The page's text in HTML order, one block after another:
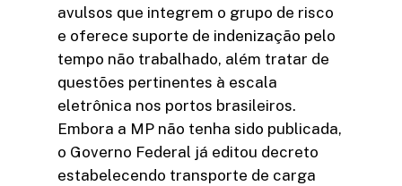
avulsos que integrem o grupo de risco
e oferece suporte de indenização pelo
tempo não trabalhado, além tratar de
questões pertinentes à escala
eletrônica nos portos brasileiros.
Embora a MP não tenha sido publicada,
o Governo Federal já editou decreto
estabelecendo transporte de carga